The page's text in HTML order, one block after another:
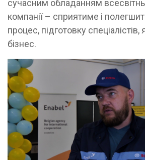
сучасним обладанням
компанії – сприятиме і
процес, підготовку
бізнес.